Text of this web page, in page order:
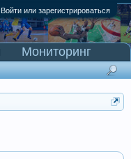
Войти или зарегистрироваться
Мониторинг